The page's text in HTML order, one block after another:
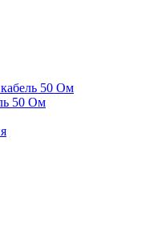
50 Ом
50 Ом